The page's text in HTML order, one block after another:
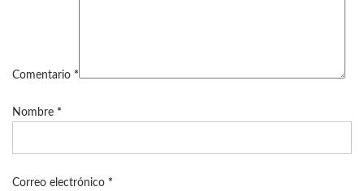
Comentario *
Nombre *
Correo electrónico *